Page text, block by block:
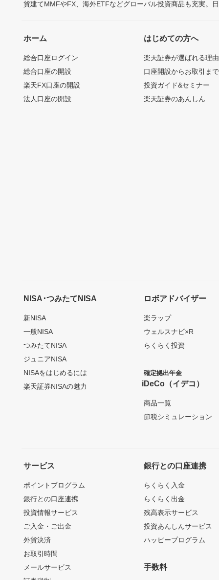
貨建てMMFやFX、海外ETFなどグローバル投資商品も充実。
ホーム
総合口座ログイン
総合口座の開設
楽天FX口座の開設
法人口座の開設
はじめての方へ
楽天証券が選ばれる理由
口座開設からお取引ま
投資ガイド&セミナー
楽天証券のあんしん
NISA･つみたてNISA
新NISA
一般NISA
つみたてNISA
ジュニアNISA
NISAをはじめるには
楽天証券NISAの魅力
ロボアドバイザー
楽ラップ
ウェルスナビ×R
らくらく投資
確定拠出年金
iDeCo（イデコ）
商品一覧
節税シミュレーション
サービス
ポイントプログラム
銀行との口座連携
投資情報サービス
ご入金・ご出金
外貨決済
お取引時間
メールサービス
銀行との口座連携
らくらく入金
らくらく出金
残高表示サービス
投資あんしんサービス
ハッピープログラム
手数料